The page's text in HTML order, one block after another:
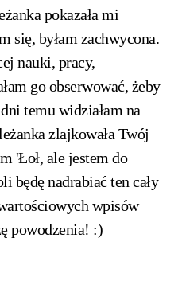
pokazała mi
się, byłam zachwycona.
nauki, pracy,
go obserwować, żeby
temu widziałam na
zlajkowała Twój
'Łoł, ale jestem do
będę nadrabiać ten cały
wpisów
powodzenia! :)